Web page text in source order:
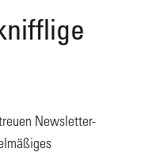
Newsletter-